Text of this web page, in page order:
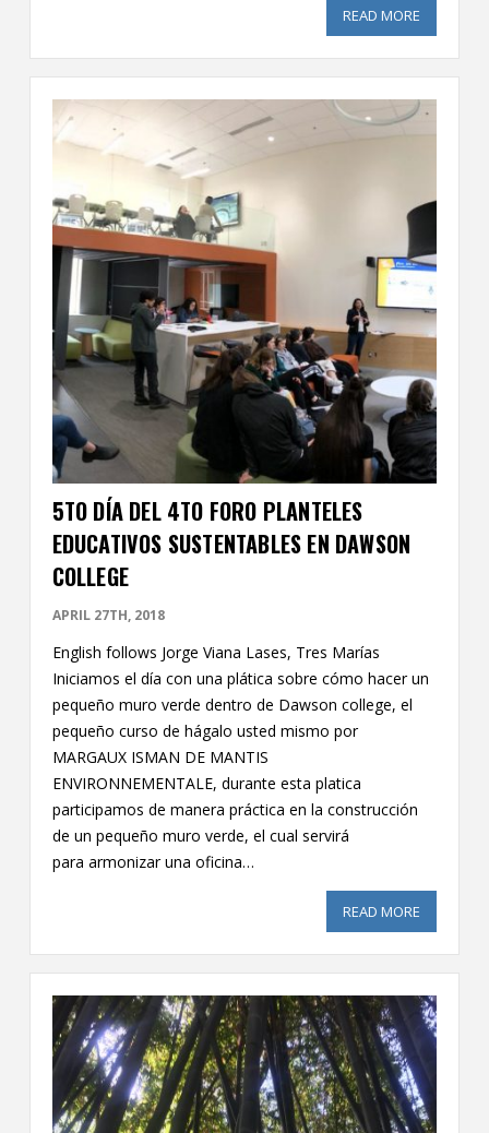
READ MORE
5TO DÍA DEL 4TO FORO PLANTELES
EDUCATIVOS SUSTENTABLES EN DAWSON
COLLEGE
APRIL 27TH, 2018
English follows Jorge Viana Lases, Tres Marías
Iniciamos el día con una plática sobre cómo hacer un
pequeño muro verde dentro de Dawson college, el
pequeño curso de hágalo usted mismo por
MARGAUX ISMAN DE MANTIS
ENVIRONNEMENTALE, durante esta platica
participamos de manera práctica en la construcción
de un pequeño muro verde, el cual servirá
para armonizar una oficina…
READ MORE